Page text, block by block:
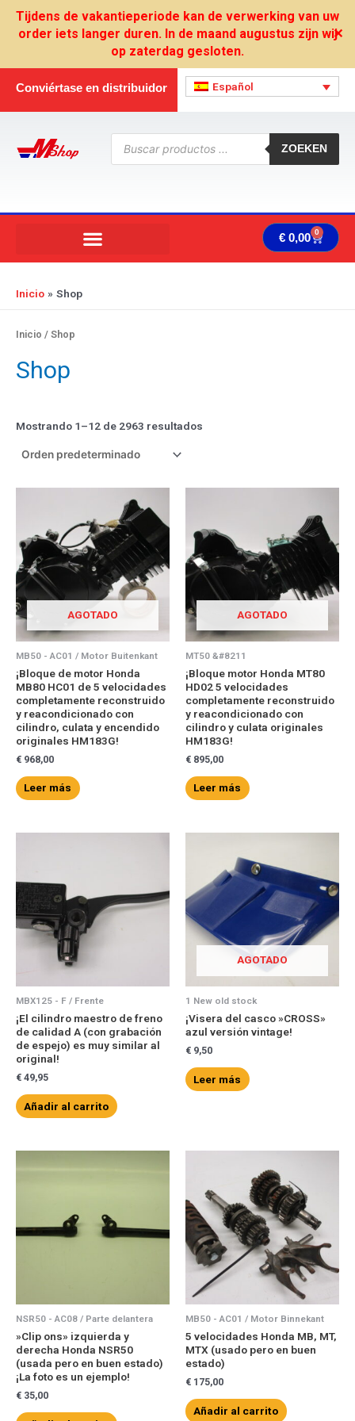
Tijdens de vakantieperiode kan de verwerking van uw
order iets langer duren. In de maand augustus zijn wij
op zaterdag gesloten.
✕
Conviértase en distribuidor Español
Búsqueda
productos
ZOEKEN
€ 0,00 0
Inicio Shop
Inicio / Shop
Shop
Mostrando 1–12 de 2963 resultados
AGOTADO
MB50 - AC01 / Motor Buitenkant
¡Bloque de motor Honda
MB80 HC01 de 5 velocidades
completamente reconstruido
y reacondicionado con
cilindro, culata y encendido
originales HM183G!
€ 968,00
Leer más
AGOTADO
MT50 &#8211
¡Bloque motor Honda MT80
HD02 5 velocidades
completamente reconstruido
y reacondicionado con
cilindro y culata originales
HM183G!
€ 895,00
Leer más
MBX125 - F / Frente
¡El cilindro maestro de freno
de calidad A (con grabación
de espejo) es muy similar al
original!
€ 49,95
Añadir al carrito
AGOTADO
1 New old stock
¡Visera del casco »CROSS»
azul versión vintage!
€ 9,50
Leer más
NSR50 - AC08 / Parte delantera
»Clip ons» izquierda y
derecha Honda NSR50
(usada pero en buen estado)
¡La foto es un ejemplo!
€ 35,00
MB50 - AC01 / Motor Binnekant
5 velocidades Honda MB, MT,
MTX (usado pero en buen
estado)
€ 175,00
Añadir al carrito